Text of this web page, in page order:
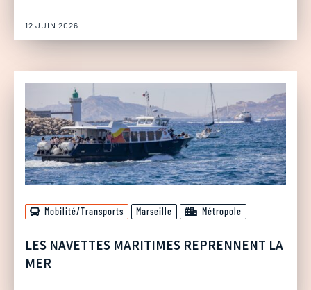
12 JUIN 2026
Mobilité/Transports Marseille Métropole
LES NAVETTES MARITIMES REPRENNENT LA
MER